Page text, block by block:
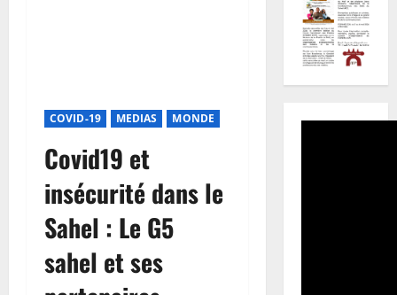
COVID-19 MEDIAS MONDE
Covid19 et
insécurité dans le
Sahel : Le G5
sahel et ses